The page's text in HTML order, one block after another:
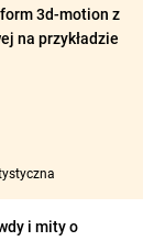
3d-motion z
na przykładzie
i mity o